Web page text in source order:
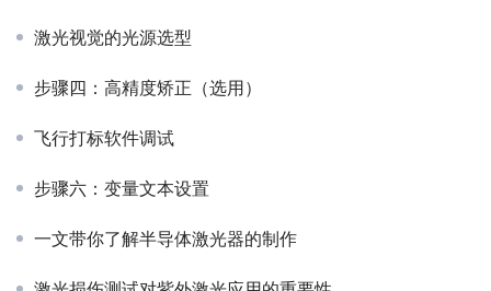
激光视觉的光源选型
步骤四：高精度矫正（选用）
飞行打标软件调试
步骤六：变量文本设置
一文带你了解半导体激光器的制作